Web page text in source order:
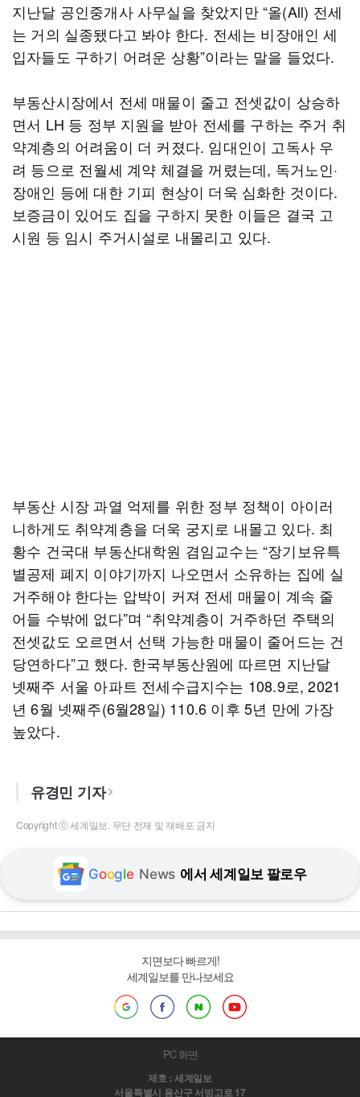
지난달 공인중개사 사무실을 찾았지만 “올(All) 전세
는 거의 실종됐다고 봐야 한다. 전세는 비장애인 세
입자들도 구하기 어려운 상황”이라는 말을 들었다.
부동산시장에서 전세 매물이 줄고 전셋값이 상승하
면서 LH 등 정부 지원을 받아 전세를 구하는 주거 취
약계층의 어려움이 더 커졌다. 임대인이 고독사 우
려 등으로 전월세 계약 체결을 꺼렸는데, 독거노인·
장애인 등에 대한 기피 현상이 더욱 심화한 것이다.
보증금이 있어도 집을 구하지 못한 이들은 결국 고
시원 등 임시 주거시설로 내몰리고 있다.
부동산 시장 과열 억제를 위한 정부 정책이 아이러
니하게도 취약계층을 더욱 궁지로 내몰고 있다. 최
황수 건국대 부동산대학원 겸임교수는 “장기보유특
별공제 폐지 이야기까지 나오면서 소유하는 집에 실
거주해야 한다는 압박이 커져 전세 매물이 계속 줄
어들 수밖에 없다”며 “취약계층이 거주하던 주택의
전셋값도 오르면서 선택 가능한 매물이 줄어드는 건
당연하다”고 했다. 한국부동산원에 따르면 지난달
넷째주 서울 아파트 전세수급지수는 108.9로, 2021
년 6월 넷째주(6월28일) 110.6 이후 5년 만에 가장
높았다.
유경민 기자
Copyright ⓒ 세계일보. 무단 전재 및 재배포 금지
Google News 에서 세계일보 팔로우
지면보다 빠르게!
세계일보를 만나보세요
PC 화면
제호 : 세계일보
서울특별시 용산구 서빙고로 17